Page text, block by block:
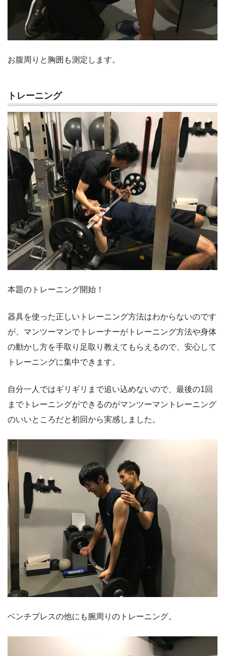
お腹周りと胸囲も測定します。
トレーニング
本題のトレーニング開始！
器具を使った正しいトレーニング方法はわからないのです
が、マンツーマンでトレーナーがトレーニング方法や身体
の動かし方を手取り足取り教えてもらえるので、安心して
トレーニングに集中できます。
自分一人ではギリギリまで追い込めないので、最後の1回
までトレーニングができるのがマンツーマントレーニング
のいいところだと初回から実感しました。
ベンチプレスの他にも腕周りのトレーニング。